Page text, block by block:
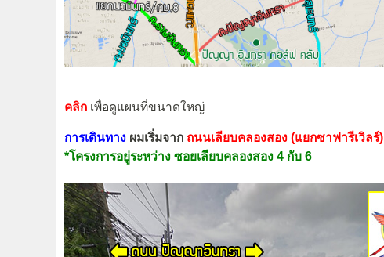
คลิก เพื่อดูแผนที่ขนาดใหญ่
การเดินทาง ผมเริ่มจาก ถนนเลียบคลองสอง (แยกซาฟารีเวิลร์)
*โครงการอยู่ระหว่าง ซอยเลียบคลองสอง 4 กับ 6